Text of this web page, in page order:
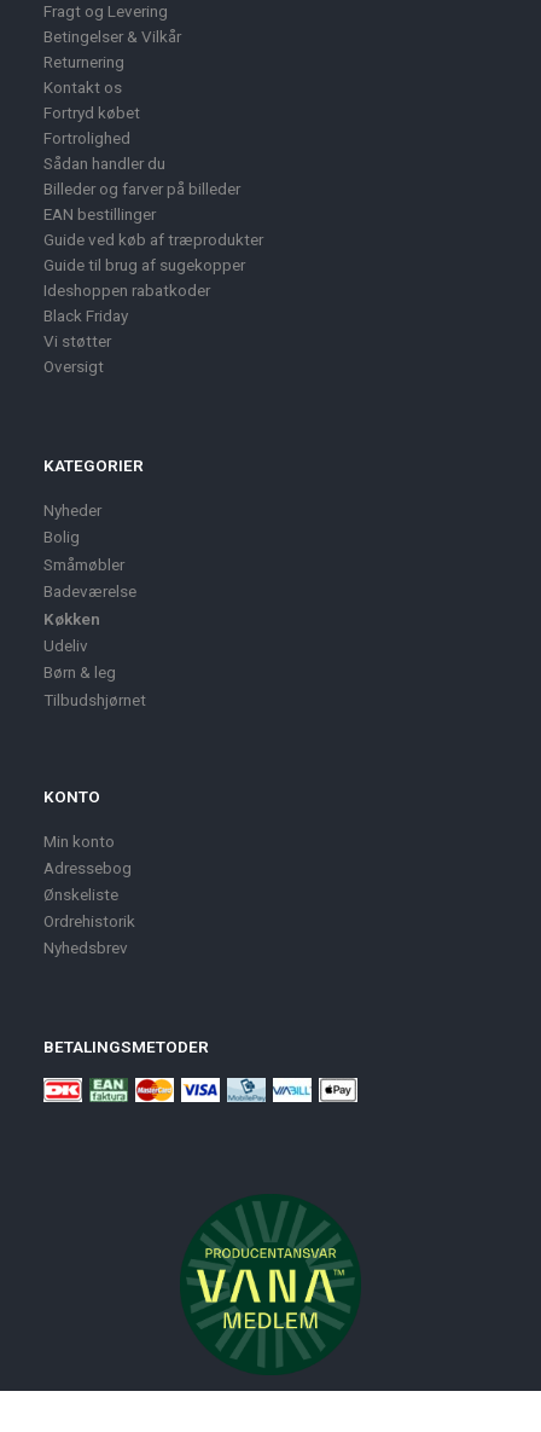
Fragt og Levering
Betingelser & Vilkår
Returnering
Kontakt os
Fortryd købet
Fortrolighed
Sådan handler du
Billeder og farver på billeder
EAN bestillinger
Guide ved køb af træprodukter
Guide til brug af sugekopper
Ideshoppen rabatkoder
Black Friday
Vi støtter
Oversigt
KATEGORIER
Nyheder
Bolig
Småmøbler
Badeværelse
Køkken
Udeliv
Børn & leg
Tilbudshjørnet
KONTO
Min konto
Adressebog
Ønskeliste
Ordrehistorik
Nyhedsbrev
BETALINGSMETODER